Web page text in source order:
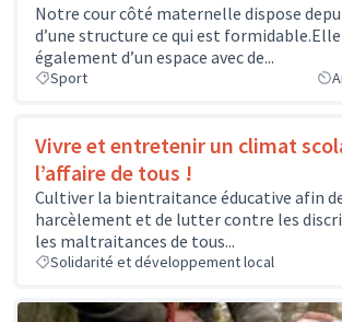
Notre cour côté maternelle dispose
d’une structure ce qui est
également d’un espace avec de...
Sport
Vivre et entretenir un climat
l’affaire de tous !
Cultiver la bientraitance éducative afin
harcèlement et de lutter contre les
les maltraitances de tous...
Solidarité et développement local